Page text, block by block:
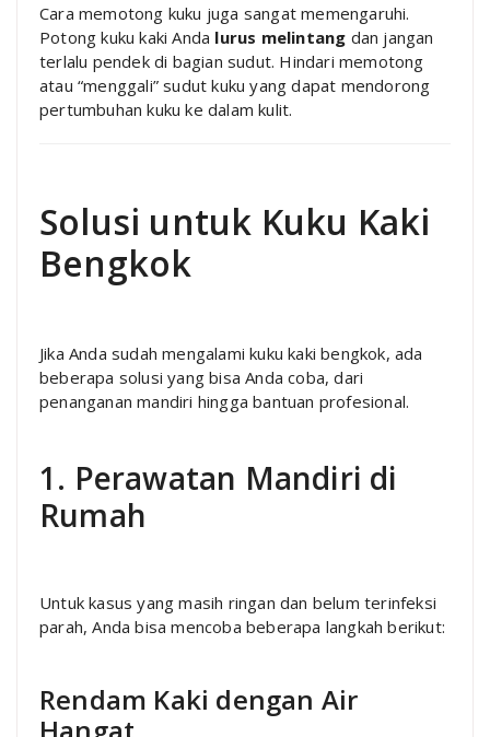
Cara memotong kuku juga sangat memengaruhi.
Potong kuku kaki Anda lurus melintang dan jangan
terlalu pendek di bagian sudut. Hindari memotong
atau “menggali” sudut kuku yang dapat mendorong
pertumbuhan kuku ke dalam kulit.
Solusi untuk Kuku Kaki
Bengkok
Jika Anda sudah mengalami kuku kaki bengkok, ada
beberapa solusi yang bisa Anda coba, dari
penanganan mandiri hingga bantuan profesional.
1. Perawatan Mandiri di
Rumah
Untuk kasus yang masih ringan dan belum terinfeksi
parah, Anda bisa mencoba beberapa langkah berikut:
Rendam Kaki dengan Air
Hangat